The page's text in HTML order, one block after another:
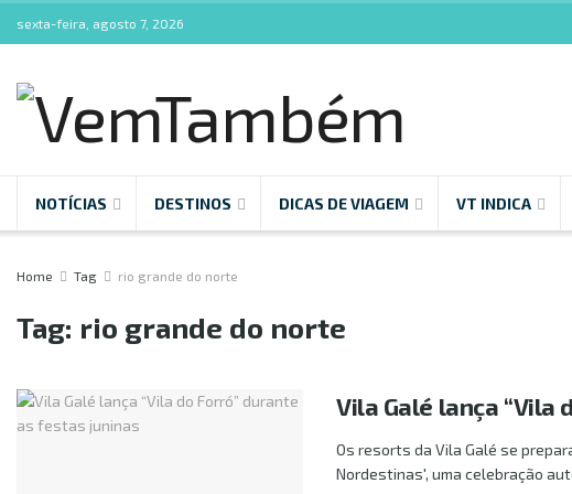
sexta-feira, agosto 7, 2026
NOTÍCIAS DESTINOS DICAS DE VIAGEM VT INDICA
Home Tag rio grande do norte
Tag: rio grande do norte
Vila Galé lança “Vila
Os resorts da Vila Galé se
Nordestinas', uma celebração